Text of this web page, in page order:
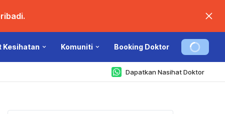
Kesihatan Komuniti Booking Doktor
Dapatkan Nasihat Doktor